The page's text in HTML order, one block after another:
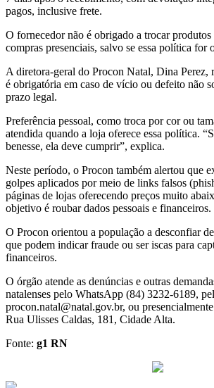
pagos, inclusive frete.
O fornecedor não é obrigado a trocar produtos
compras presenciais, salvo se essa política for
A diretora-geral do Procon Natal, Dina Perez,
é obrigatória em caso de vício ou defeito não
prazo legal.
Preferência pessoal, como troca por cor ou
atendida quando a loja oferece essa política.
benesse, ela deve cumprir”, explica.
Neste período, o Procon também alertou que
golpes aplicados por meio de links falsos
páginas de lojas oferecendo preços muito
objetivo é roubar dados pessoais e financeiros.
O Procon orientou a população a desconfiar
que podem indicar fraude ou ser iscas para
financeiros.
O órgão atende as denúncias e outras
natalenses pelo WhatsApp (84) 3232-6189,
procon.natal@natal.gov.br, ou
Rua Ulisses Caldas, 181, Cidade Alta.
Fonte: g1 RN